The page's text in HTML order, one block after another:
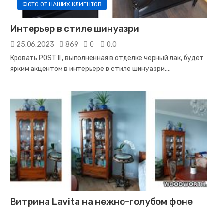
ФОТО ОТ НАШИХ КЛИЕНТОВ
Интерьер в стиле шинуазри
25.06.2023 869 0
0.0
Кровать POST II , выполненная в отделке черный лак, будет
ярким акцентом в интерьере в стиле шинуазри....
Витрина Lavita на нежно-голубом фоне